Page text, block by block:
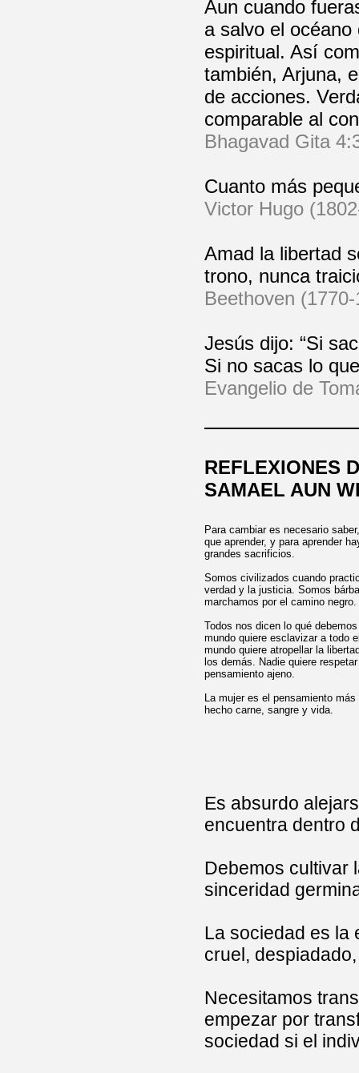
Aun cuando
a salvo el
espiritual. Así
también, Arjuna,
de acciones.
comparable al
Bhagavad Gita
Cuanto más
Victor Hugo
Amad la libertad
trono, nunca
Beethoven
Jesús dijo: “Si
Si no sacas lo
Evangelio de
REFLEXIONES
SAMAEL AUN
Para cambiar es necesario
que aprender, y para aprender
grandes sacrificios.
Somos civilizados cuando
verdad y la justicia. Somos
marchamos por el camino negro.
Todos nos dicen lo qué
mundo quiere esclavizar a todo
mundo quiere atropellar la
los demás. Nadie quiere
pensamiento ajeno.
La mujer es el pensamiento
hecho carne, sangre y vida.
Es absurdo
encuentra dentro
Debemos cultivar
sinceridad
La sociedad es la
cruel,
Necesitamos
empezar por
sociedad si el